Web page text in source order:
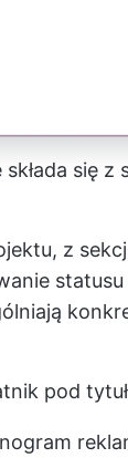
się z
z
pod